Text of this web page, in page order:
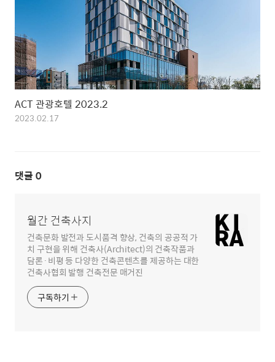
ACT 관광호텔 2023.2
2023.02.17
댓글 0
월간 건축사지
건축문화 발전과 도시품격 향상, 건축의 공공적 가
치 구현을 위해 건축사(Architect)의 건축작품과
담론·비평 등 다양한 건축콘텐츠를 제공하는 대한
건축사협회 발행 건축전문 매거진
구독하기